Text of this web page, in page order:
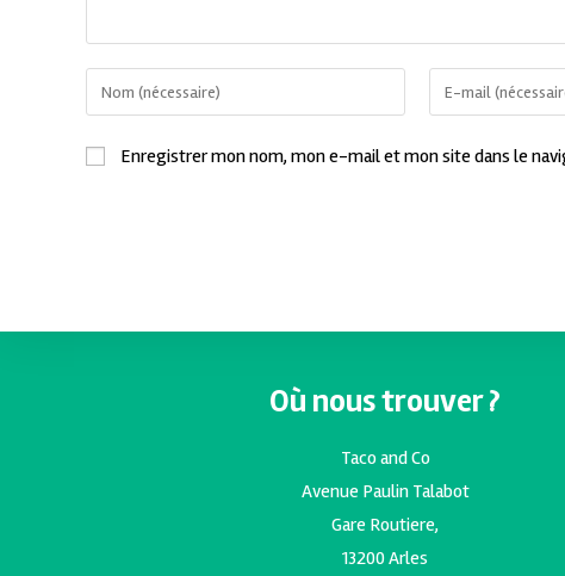
Enregistrer mon nom, mon e-mail et mon site dans le
Où nous trouver ?
Taco and Co
Avenue Paulin Talabot
Gare Routiere,
13200 Arles